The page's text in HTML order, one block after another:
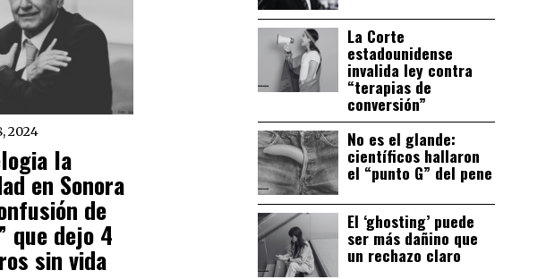
2024
la
en Sonora
de
que dejo 4
sin vida
La Corte
estadounidense
invalida ley contra
“terapias de
conversión”
No es el glande:
científicos hallaron
el “punto G” del pene
El ‘ghosting’ puede
ser más dañino que
un rechazo claro